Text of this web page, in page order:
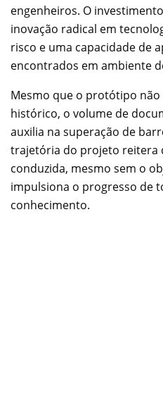
engenheiros. O
inovação radical em
risco e uma capacidade de
encontrados em ambiente
Mesmo que o protótipo
histórico, o volume de
auxilia na superação de
trajetória do projeto reitera
conduzida, mesmo sem o
impulsiona o progresso de
conhecimento.